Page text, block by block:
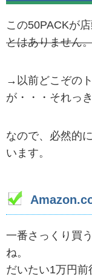
この50PACKが
とはありません
→以前どこぞの
が・・・それっき
なので、必然的
います。
一番さっくり買
ね。
だいたい1万円前